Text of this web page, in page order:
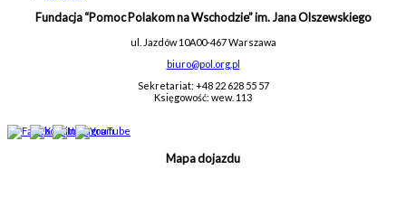
Fundacja “Pomoc Polakom na Wschodzie” im. Jana Olszewskiego
ul. Jazdów 10A00-467 Warszawa
biuro@pol.org.pl
Sekretariat: +48 22 628 55 57
Księgowość: wew. 113
Mapa dojazdu